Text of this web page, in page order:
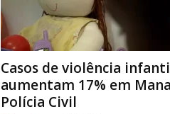
Casos de violência
aumentam 17% em
Polícia Civil